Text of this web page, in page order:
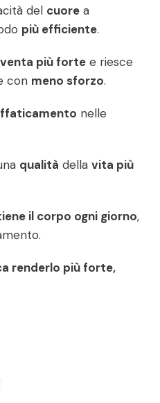
del cuore a
più efficiente.
più forte e riesce
con meno sforzo.
nelle
qualità della vita più
il corpo ogni giorno,
renderlo più forte,